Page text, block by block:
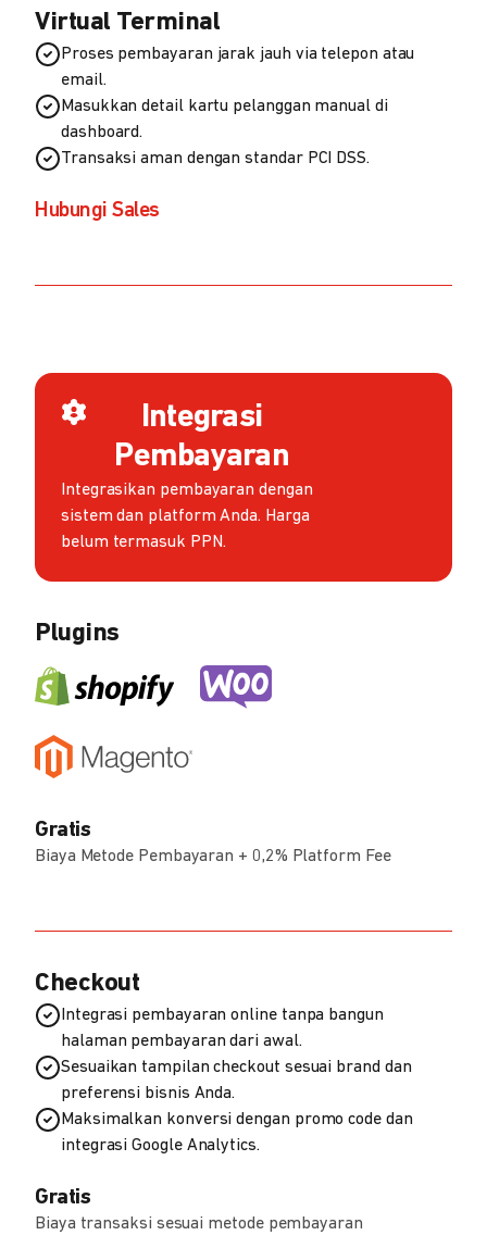
Virtual Terminal
Proses pembayaran jarak jauh via telepon atau
email.
Masukkan detail kartu pelanggan manual di
dashboard.
Transaksi aman dengan standar PCI DSS.
Hubungi Sales
Integrasi
Pembayaran
Integrasikan pembayaran dengan
sistem dan platform Anda. Harga
belum termasuk PPN.
Plugins
Gratis
Biaya Metode Pembayaran + 0,2% Platform Fee
Checkout
Integrasi pembayaran online tanpa bangun
halaman pembayaran dari awal.
Sesuaikan tampilan checkout sesuai brand dan
preferensi bisnis Anda.
Maksimalkan konversi dengan promo code dan
integrasi Google Analytics.
Gratis
Biaya transaksi sesuai metode pembayaran